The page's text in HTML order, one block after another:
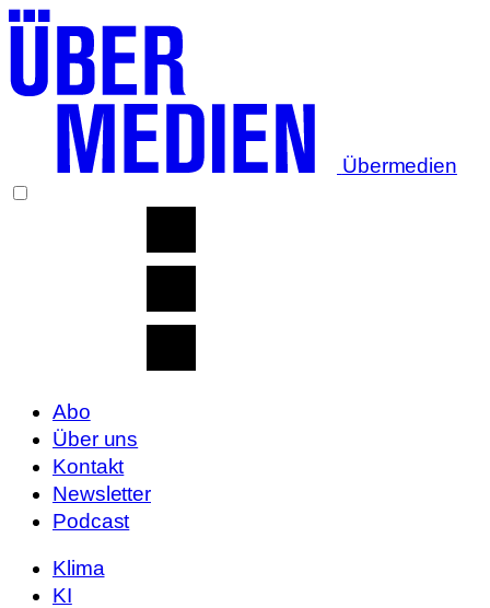
Übermedien
Abo
Über uns
Kontakt
Newsletter
Podcast
Klima
KI